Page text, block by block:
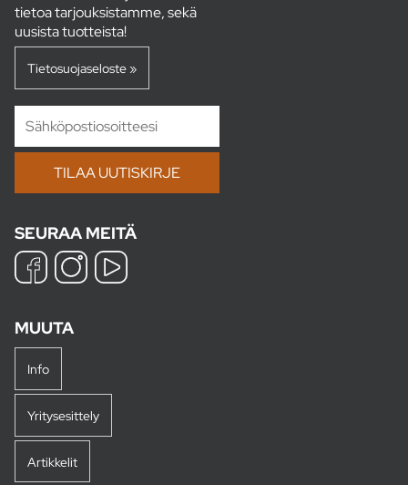
tietoa tarjouksistamme, sekä
uusista tuotteista!
Tietosuojaseloste »
SEURAA MEITÄ
MUUTA
Info
Yritysesittely
Artikkelit